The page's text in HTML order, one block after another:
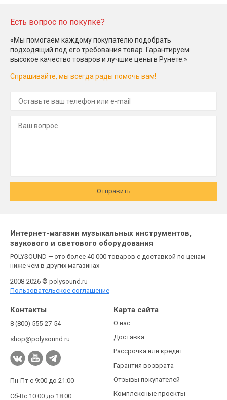
Есть вопрос по покупке?
«Мы помогаем каждому покупателю подобрать
подходящий под его требования товар. Гарантируем
высокое качество товаров и лучшие цены в Рунете.»
Спрашивайте, мы всегда рады помочь вам!
Отправить
Интернет-магазин музыкальных инструментов,
звукового и светового оборудования
POLYSOUND — это более 40 000 товаров с доставкой по ценам
ниже чем в других магазинах
2008-2026 © polysound.ru
Пользовательское соглашение
Контакты
8 (800) 555-27-54
shop@polysound.ru
Пн-Пт с 9:00 до 21:00
Сб-Вс 10:00 до 18:00
Карта сайта
О нас
Доставка
Рассрочка или кредит
Гарантия возврата
Отзывы покупателей
Комплексные проекты